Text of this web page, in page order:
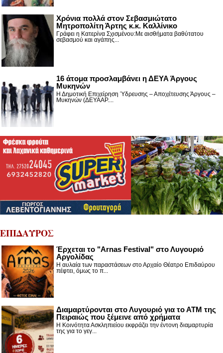
Χρόνια πολλά στον Σεβασμιώτατο
Μητροπολίτη Άρτης κ.κ. Καλλίνικο
Γράφει η Κατερίνα Σχισμένου:Με αισθήματα βαθύτατου
σεβασμού και αγάπης...
16 άτομα προσλαμβάνει η ΔΕΥΑ Άργους
Μυκηνών
Η Δημοτική Επιχείρηση Ύδρευσης – Αποχέτευσης Άργους –
Μυκηνών (ΔΕΥΑΑΡ....
ΕΠΙΔΑΥΡΟΣ
Έρχεται το "Arnas Festival" στο Λυγουριό
Αργολίδας
Η αυλαία των παραστάσεων στο Αρχαίο Θέατρο Επιδαύρου
πέφτει, όμως το π...
Διαμαρτύρονται στο Λυγουριό για το ΑΤΜ της
Πειραιώς που ξέμεινε από χρήματα
Η Κοινότητα Ασκληπιείου εκφράζει την έντονη διαμαρτυρία
της για το γεγ...